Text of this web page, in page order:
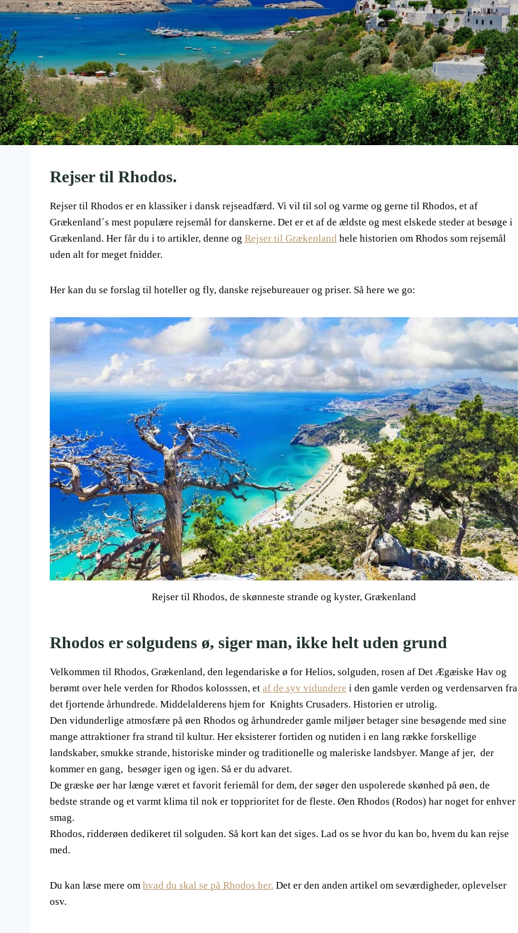
Rejser til Rhodos.
Rejser til Rhodos er en klassiker i dansk rejseadfærd. Vi vil til sol og varme og gerne til Rhodos, et af
Grækenland´s mest populære rejsemål for danskerne. Det er et af de ældste og mest elskede steder at besøge i
Grækenland. Her får du i to artikler, denne og Rejser til Grækenland hele historien om Rhodos som rejsemål
uden alt for meget fnidder.
Her kan du se forslag til hoteller og fly, danske rejsebureauer og priser. Så here we go:
Rejser til Rhodos, de skønneste strande og kyster, Grækenland
Rhodos er solgudens ø, siger man, ikke helt uden grund
Velkommen til Rhodos, Grækenland, den legendariske ø for Helios, solguden, rosen af ​​Det Ægæiske Hav og
berømt over hele verden for Rhodos kolosssen, et af de syv vidundere i den gamle verden og verdensarven fra
det fjortende århundrede. Middelalderens hjem for Knights Crusaders. Historien er utrolig.
Den vidunderlige atmosfære på øen Rhodos og århundreder gamle miljøer betager sine besøgende med sine
mange attraktioner fra strand til kultur. Her eksisterer fortiden og nutiden i en lang række forskellige
landskaber, smukke strande, historiske minder og traditionelle og maleriske landsbyer. Mange af jer, der
kommer en gang, besøger igen og igen. Så er du advaret.
De græske øer har længe været et favorit feriemål for dem, der søger den uspolerede skønhed på øen, de
bedste strande og et varmt klima til nok er topprioritet for de fleste. Øen Rhodos (Rodos) har noget for enhver
smag.
Rhodos, ridderøen dedikeret til solguden. Så kort kan det siges. Lad os se hvor du kan bo, hvem du kan rejse
med.
Du kan læse mere om hvad du skal se på Rhodos her. Det er den anden artikel om seværdigheder, oplevelser
osv.